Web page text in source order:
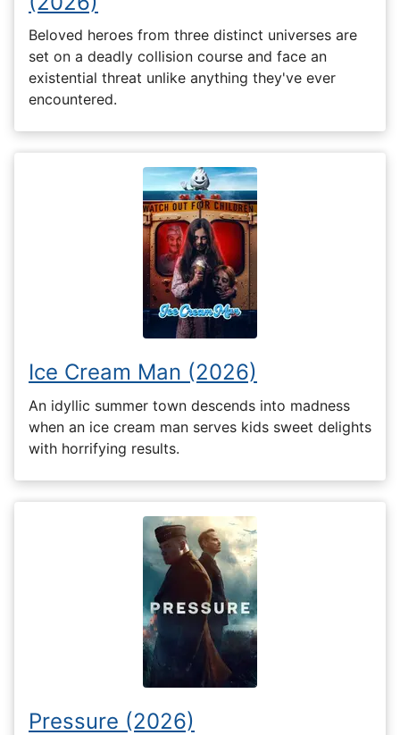
Beloved heroes from three distinct universes are
set on a deadly collision course and face an
existential threat unlike anything they've ever
encountered.
Ice Cream Man (2026)
An idyllic summer town descends into madness
when an ice cream man serves kids sweet delights
with horrifying results.
Pressure (2026)